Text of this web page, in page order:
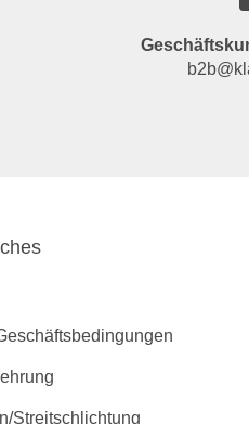
Streitschlichtung